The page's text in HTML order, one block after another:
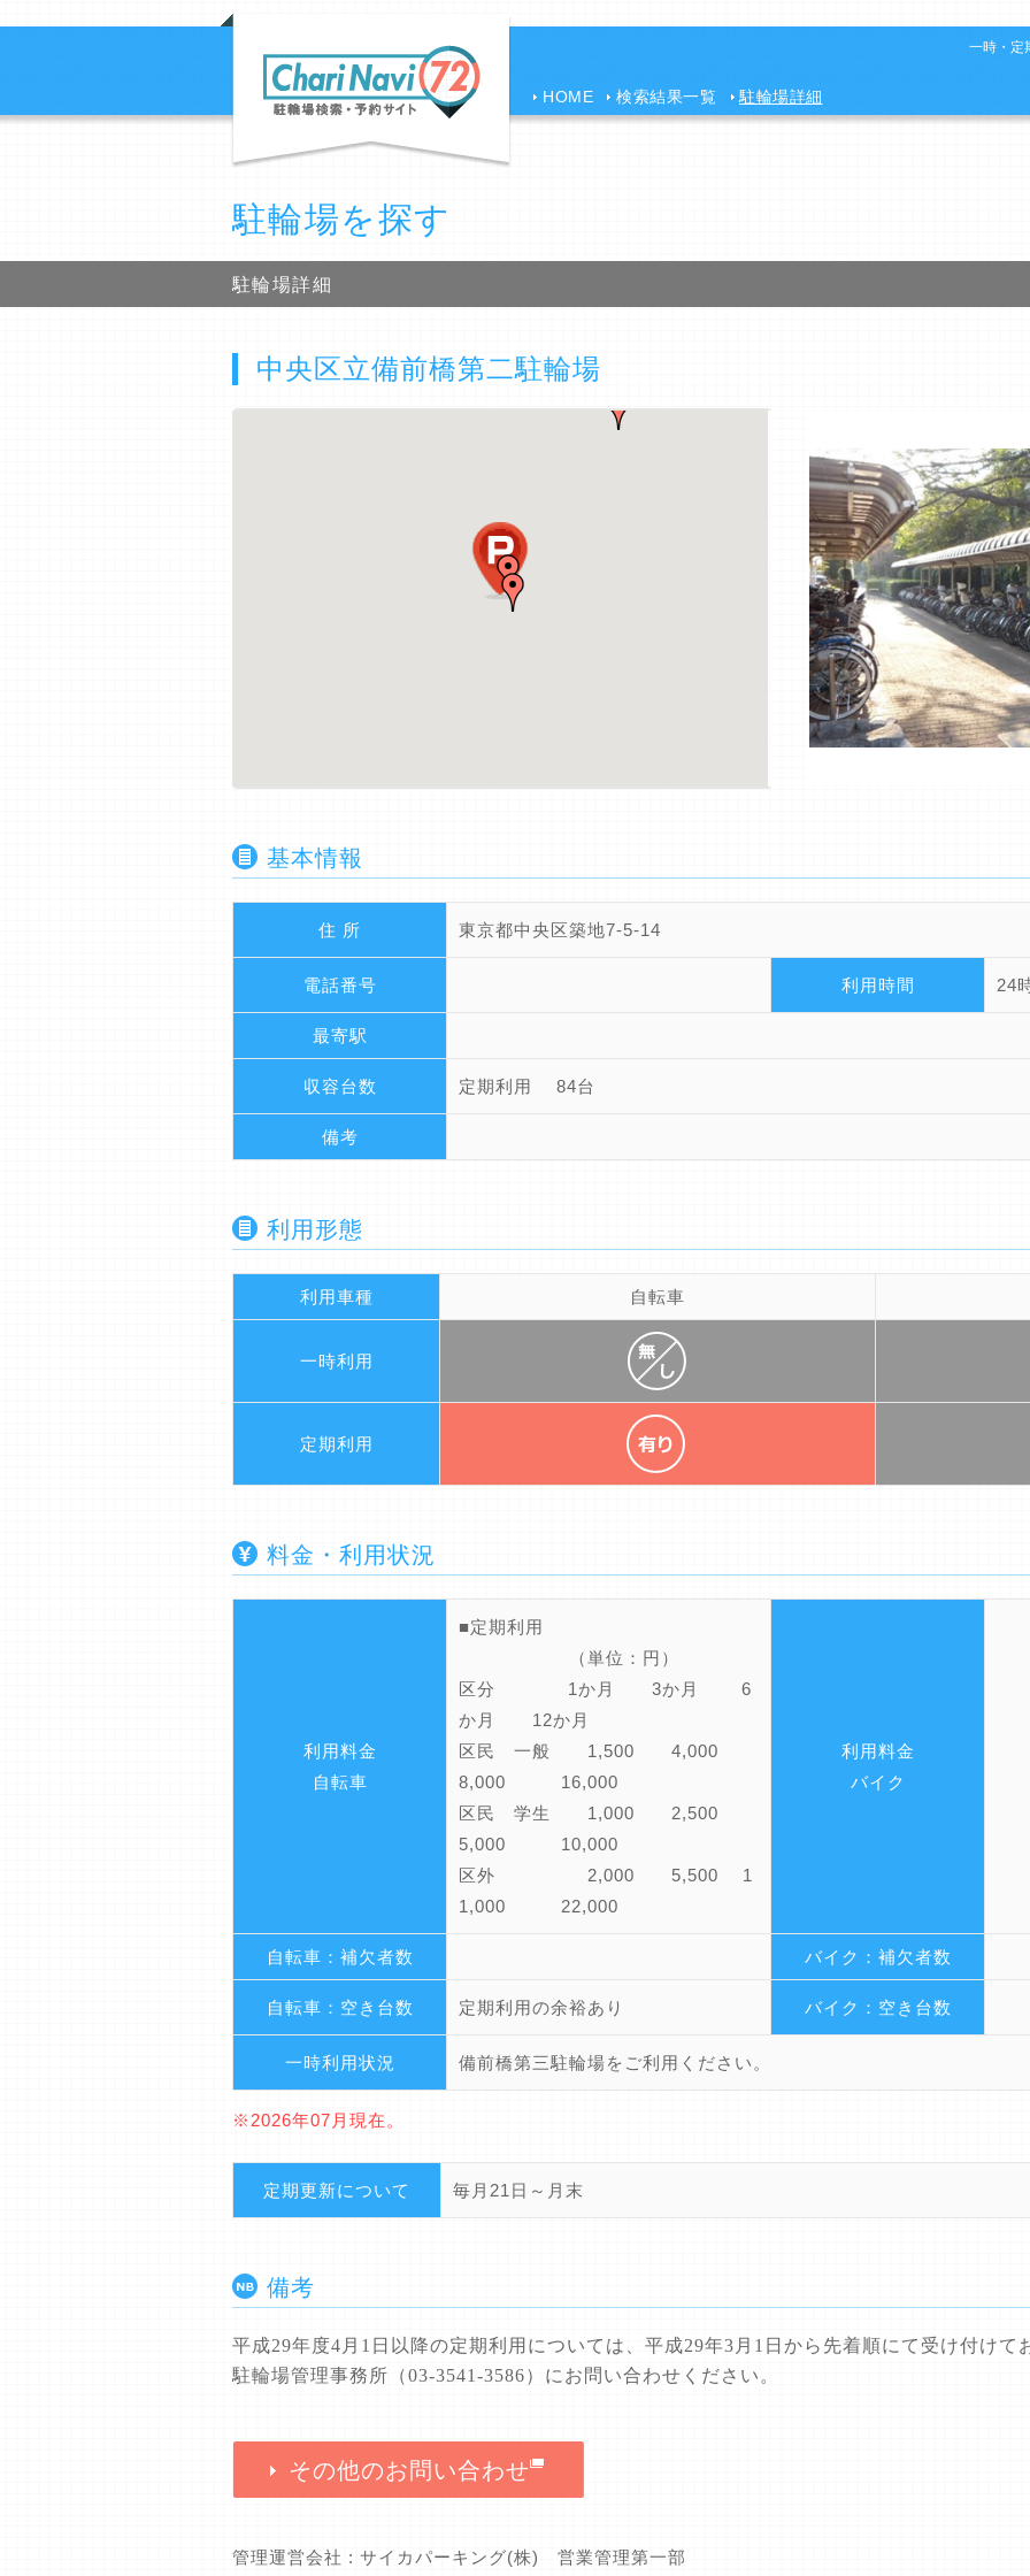
一時・定
HOME 検索結果一覧 駐輪場詳細
駐輪場を探す
駐輪場詳細
中央区立備前橋第二駐輪場
基本情報
住 所 東京都中央区築地7-5-14
電話番号 利用時間 24
最寄駅
収容台数 定期利用 84台
備考
利用形態
利用車種 自転車
一時利用
定期利用
料金・利用状況
利用料金
自転車
■定期利用
（単位：円）
区分 1か月 3か月 6
か月 12か月
区民 一般 1,500 4,000
8,000 16,000
区民 学生 1,000 2,500
5,000 10,000
区外 2,000 5,500 1
1,000 22,000
利用料金
バイク
自転車：補欠者数 バイク：補欠者数
自転車：空き台数 定期利用の余裕あり バイク：空き台数
一時利用状況 備前橋第三駐輪場をご利用ください。
※2026年07月現在。
定期更新について 毎月21日～月末
備考
平成29年度4 月 1 日以降の定期利用については、平成29年3 月 1 日から先着順にて受け付けて
駐輪場管理事務所（03-3541-3586）にお問い合わせください。
その他のお問い合わせ
管理運営会社 : サイカパーキング(株) 営業管理第一部